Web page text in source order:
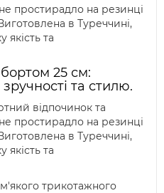
простирадло на резинці
в Туреччині,
якість та
25 см:
та стилю.
відпочинок та
простирадло на резинці
в Туреччині,
якість та
трикотажного